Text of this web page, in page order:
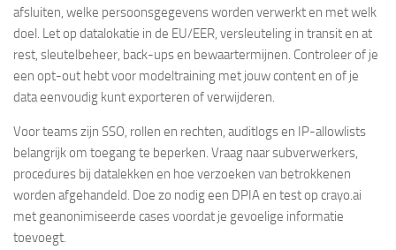
afsluiten, welke persoonsgegevens worden verwerkt en met welk
doel. Let op datalokatie in de EU/EER, versleuteling in transit en at
rest, sleutelbeheer, back-ups en bewaartermijnen. Controleer of je
een opt-out hebt voor modeltraining met jouw content en of je
data eenvoudig kunt exporteren of verwijderen.
Voor teams zijn SSO, rollen en rechten, auditlogs en IP-allowlists
belangrijk om toegang te beperken. Vraag naar subverwerkers,
procedures bij datalekken en hoe verzoeken van betrokkenen
worden afgehandeld. Doe zo nodig een DPIA en test op crayo.ai
met geanonimiseerde cases voordat je gevoelige informatie
toevoegt.